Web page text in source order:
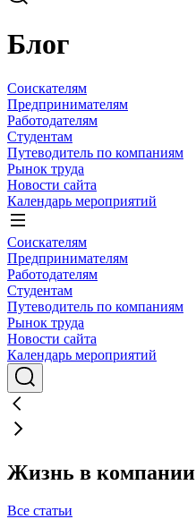
Блог
Соискателям
Предпринимателям
Работодателям
Студентам
Путеводитель по компаниям
Рынок труда
Новости сайта
Календарь мероприятий
Соискателям
Предпринимателям
Работодателям
Студентам
Путеводитель по компаниям
Рынок труда
Новости сайта
Календарь мероприятий
Жизнь в компании
Все статьи